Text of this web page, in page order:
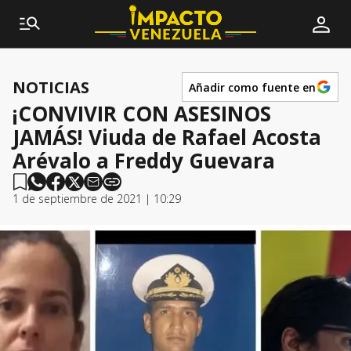
NOTICIAS Añadir como fuente en
¡CONVIVIR CON ASESINOS
JAMÁS! Viuda de Rafael Acosta
Arévalo a Freddy Guevara
1 de septiembre de 2021 | 10:29